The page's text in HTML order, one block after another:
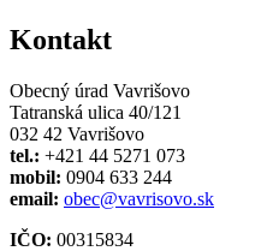
Kontakt
Obecný úrad Vavrišovo
Tatranská ulica 40/121
032 42 Vavrišovo
tel.: +421 44 5271 073
mobil: 0904 633 244
email: obec@vavrisovo.sk
IČO: 00315834